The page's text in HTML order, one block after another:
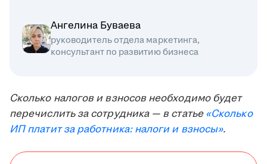
Ангелина Буваева
руководитель отдела маркетинга,
консультант по развитию бизнеса
Сколько налогов и взносов необходимо будет
перечислить за сотрудника — в статье«Сколько
ИП платит за работника: налоги и взносы».